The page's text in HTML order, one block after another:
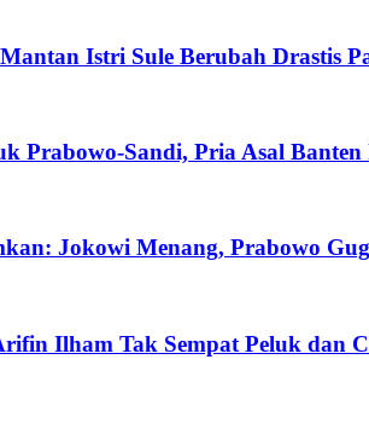
Istri Sule Berubah Drastis
Prabowo-Sandi, Pria Asal
Jokowi Menang, Prabowo
Ilham Tak Sempat Peluk dan